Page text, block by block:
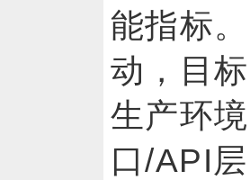
能指标
动，目
生产环
口/API